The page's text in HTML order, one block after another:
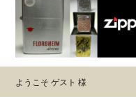
ようこそ ゲスト 様